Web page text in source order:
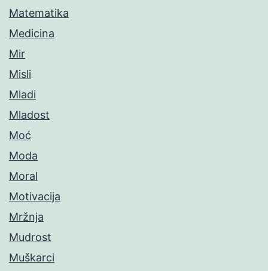
Matematika
Medicina
Mir
Misli
Mladi
Mladost
Moć
Moda
Moral
Motivacija
Mržnja
Mudrost
Muškarci